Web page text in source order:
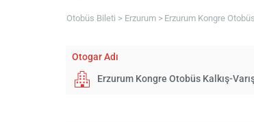
Otobüs Bileti Erzurum Erzurum Kongre
Otogar Adı
Erzurum Kongre Otobüs Kalkış-